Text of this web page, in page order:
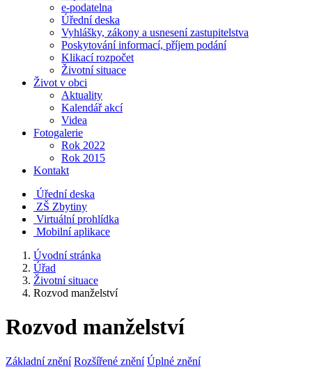
e-podatelna
Úřední deska
Vyhlášky, zákony a usnesení zastupitelstva
Poskytování informací, příjem podání
Klikací rozpočet
Životní situace
Život v obci
Aktuality
Kalendář akcí
Videa
Fotogalerie
Rok 2022
Rok 2015
Kontakt
Úřední deska
ZŠ Zbytiny
Virtuální prohlídka
Mobilní aplikace
Úvodní stránka
Úřad
Životní situace
Rozvod manželství
Rozvod manželství
Základní znění Rozšířené znění Úplné znění